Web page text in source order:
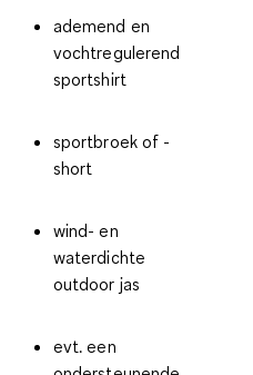
ademend en
vochtregulerend
sportshirt
sportbroek of -
short
wind- en
waterdichte
outdoor jas
evt. een